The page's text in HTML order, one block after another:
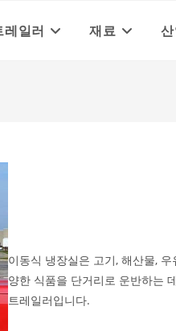
일러 재료
이동식 냉장실은 고기, 해산물,
양한 식품을 단거리로 운반하는
트레일러입니다.